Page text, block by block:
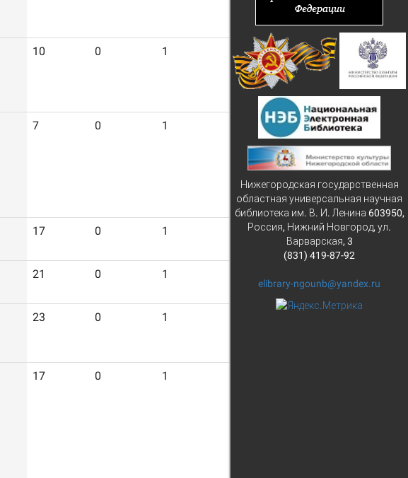
10 0 1
7 0 1
17 0 1
21 0 1
23 0 1
17 0 1
Нижегородская государственная
областная универсальная научная
библиотека им. В. И. Ленина 603950,
Россия, Нижний Новгород, ул.
Варварская, 3
(831) 419-87-92
elibrary-ngounb@yandex.ru